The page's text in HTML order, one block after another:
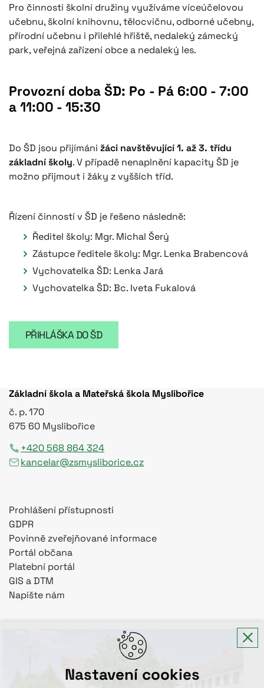
Pro činnosti školní družiny využíváme víceúčelovou
učebnu, školní knihovnu, tělocvičnu, odborné učebny,
přírodní učebnu i přilehlé hřiště, nedaleký zámecký
park, veřejná zařízení obce a nedaleký les.
Provozní doba ŠD: Po - Pá 6:00 - 7:00
a 11:00 - 15:30
Do ŠD jsou přijímáni žáci navštěvující 1. až 3. třídu
základní školy. V případě nenaplnění kapacity ŠD je
možno přijmout i žáky z vyšších tříd.
Řízení činností v ŠD je řešeno následně:
Ředitel školy: Mgr. Michal Šerý
Zástupce ředitele školy: Mgr. Lenka Brabencová
Vychovatelka ŠD: Lenka Jará
Vychovatelka ŠD: Bc. Iveta Fukalová
PŘIHLÁŠKA DO ŠD
Základní škola a Mateřská škola Myslibořice
č. p. 170
675 60 Myslibořice
+420 568 864 324
kancelar@zsmysliborice.cz
Prohlášení přístupnosti
GDPR
Povinně zveřejňované informace
Portál občana
Platební portál
GIS a DTM
Napište nám
Nastavení cookies